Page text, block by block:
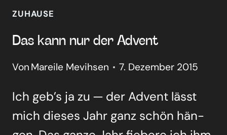
ZUHAUSE
Das kann nur der Advent
Von Mareile Mevihsen 7. Dezember 2015
Ich geb’s ja zu — der Advent lässt
mich die­ses Jahr ganz schön hän­